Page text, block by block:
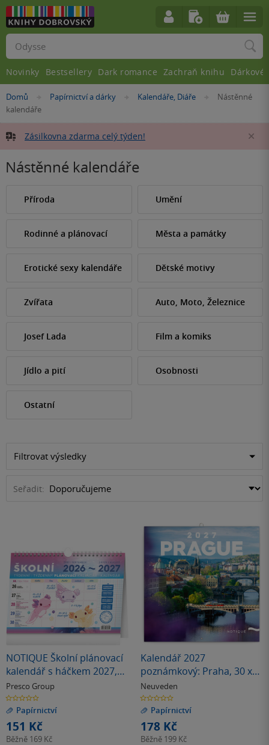
Nacházíte
se
Domů »Papírnictví a dárky »
Kalendáře, Diáře »Nástěnné
kalendáře
Zásilkovna zdarma celý týden!
Nástěnné kalendáře
Příroda Umění
Rodinné a plánovací Města a památky
Erotické sexy kalendáře Dětské motivy
Zvířata Auto, Moto, Železnice
Josef Lada Film a komiks
Jídlo a pití Osobnosti
Ostatní
Filtrovat výsledky
Seřadit:
NOTIQUE Školní plánovací
kalendář s háčkem 2027,
30 x 21 cm
Presco Group
0.0
z
5
hvězdiček
Papírnictví
151 Kč
Běžně 169 Kč
Kalendář 2027
poznámkový: Praha, 30 x
30 cm
Neuveden
0.0
z
5
hvězdiček
Papírnictví
178 Kč
Běžně 199 Kč
Vyhledávání
Novinky Bestsellery Dark romance Zachraň knihu Dárkové